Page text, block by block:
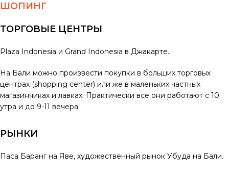
ШОПИНГ
ТОРГОВЫЕ ЦЕНТРЫ
Plaza Indonesia и Grand Indonesia в Джакарте.
На Бали можно произвести покупки в больших торговых
центрах (shopping center) или же в маленьких частных
магазинчиках и лавках. Практически все они работают с 10
утра и до 9-11 вечера.
РЫНКИ
Паса Баранг на Яве, художественный рынок Убуда на Бали.